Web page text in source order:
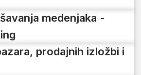
medenjaka -
prodajnih izložbi i